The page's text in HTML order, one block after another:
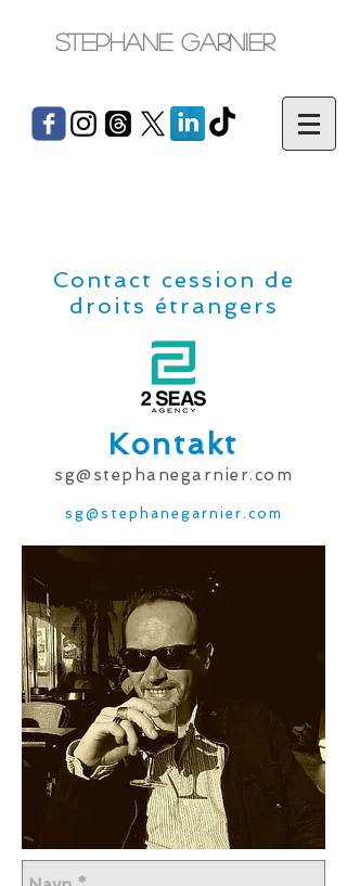
Stephane Garnier
Contact cession de
droits étrangers
Kontakt
sg@stephanegarnier.com
s g@stephanegarnier.com